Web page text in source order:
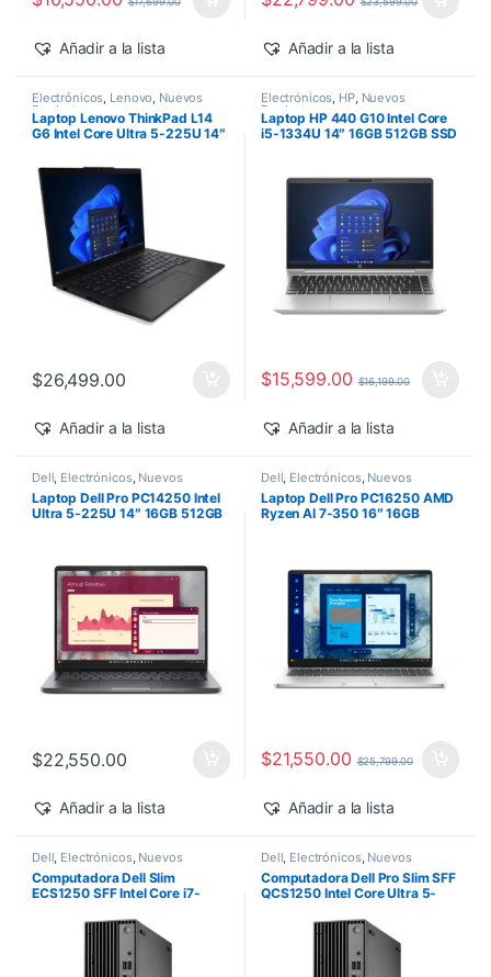
Añadir a la lista Añadir a la lista
Electrónicos, Lenovo, Nuevos
Productos
Laptop Lenovo ThinkPad L14
G6 Intel Core Ultra 5-225U 14″
Pro
$26,499.00
Añadir a la lista
Electrónicos, HP, Nuevos
Productos
Laptop HP 440 G10 Intel Core
i5-1334U 14″ 16GB 512GB SSD
$15,599.00 $16,199.00
Añadir a la lista
Dell, Electrónicos, Nuevos
Productos
Laptop Dell Pro PC14250 Intel
Ultra 5-225U 14″ 16GB 512GB
$22,550.00
Añadir a la lista
Dell, Electrónicos, Nuevos
Productos
Laptop Dell Pro PC16250 AMD
Ryzen AI 7-350 16″ 16GB
$21,550.00 $25,799.00
Añadir a la lista
Dell Electrónicos, Nuevos
Productos
Computadora Dell Slim
ECS1250 SFF Intel Core i7-
Windows 11 Pro
Dell Electrónicos, Nuevos
Productos
Computadora Dell Pro Slim SFF
QCS1250 Intel Core Ultra 5-
Windows 11 Pro